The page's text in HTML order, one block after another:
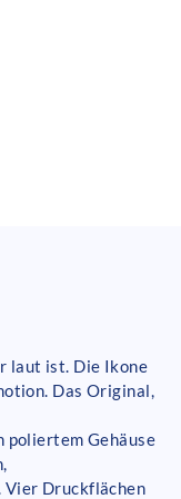
laut ist. Die Ikone
Das Original,
Gehäuse
Vier Druckflächen